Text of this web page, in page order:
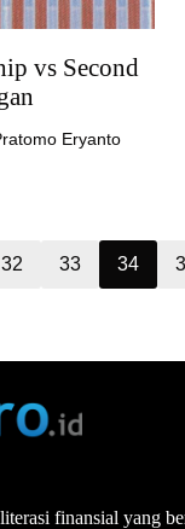
vs Second
Eryanto
32 33 34
finansial yang